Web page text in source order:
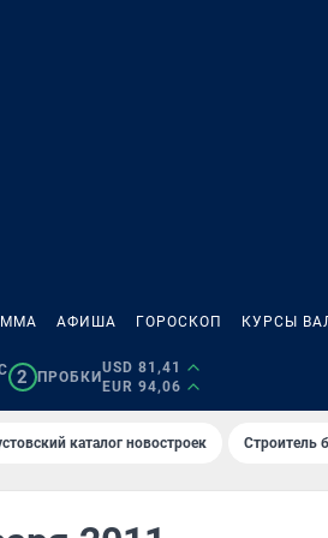
АФИША ГОРОСКОП КУРСЫ
2 ПРОБКИ
USD 81,41
EUR 94,06
каталог новостроек Строитель